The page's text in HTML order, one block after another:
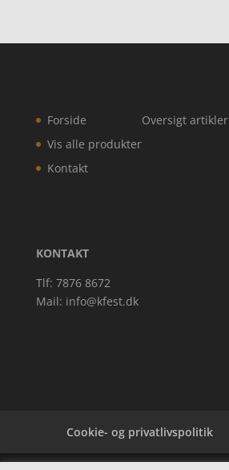
Forside
Vis alle produkter
Kontakt
Oversigt artikler
KONTAKT
Tlf: 7876 8672
Mail: info@kfest.dk
Cookie- og privatlivspolitik